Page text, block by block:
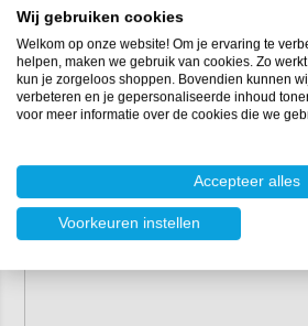
Levering:
Lengte spijkers:3 cm
Wij gebruiken cookies
Welkom op onze website! Om je ervaring te
helpen, maken we gebruik van cookies. Zo
kun je zorgeloos shoppen. Bovendien kunnen
verbeteren en je gepersonaliseerde inhoud
voor meer informatie over de cookies die we
Accepteer alles
Voorkeuren instellen